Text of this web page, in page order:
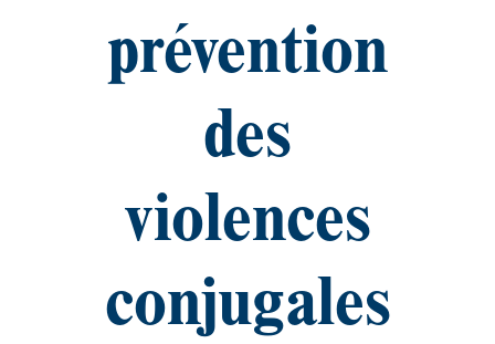
prévention
des
violences
conjugales